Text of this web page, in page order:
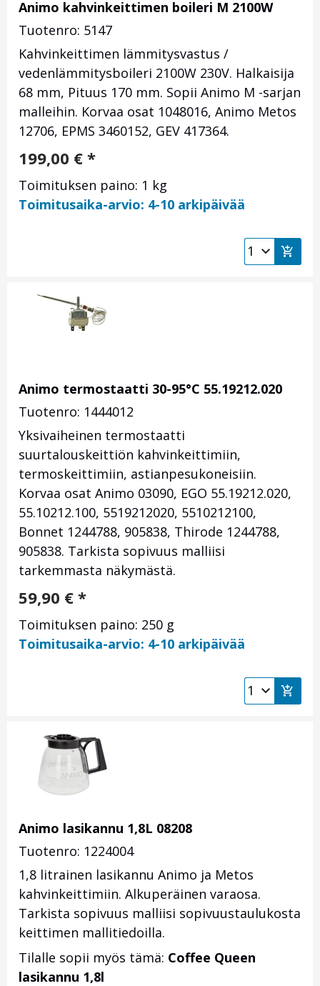
Animo kahvinkeittimen boileri M 2100W
Tuotenro: 5147
Kahvinkeittimen lämmitysvastus /
vedenlämmitysboileri 2100W 230V. Halkaisija
68 mm, Pituus 170 mm. Sopii Animo M -sarjan
malleihin. Korvaa osat 1048016, Animo Metos
12706, EPMS 3460152, GEV 417364.
199,00 € *
Toimituksen paino: 1 kg
Toimitusaika-arvio: 4-10 arkipäivää
Animo termostaatti 30-95°C 55.19212.020
Tuotenro: 1444012
Yksivaiheinen termostaatti
suurtalouskeittiön kahvinkeittimiin,
termoskeittimiin, astianpesukoneisiin.
Korvaa osat Animo 03090, EGO 55.19212.020,
55.10212.100, 5519212020, 5510212100,
Bonnet 1244788, 905838, Thirode 1244788,
905838. Tarkista sopivuus malliisi
tarkemmasta näkymästä.
59,90 € *
Toimituksen paino: 250 g
Toimitusaika-arvio: 4-10 arkipäivää
Animo lasikannu 1,8L 08208
Tuotenro: 1224004
1,8 litrainen lasikannu Animo ja Metos
kahvinkeittimiin. Alkuperäinen varaosa.
Tarkista sopivuus malliisi sopivuustaulukosta
keittimen mallitiedoilla.
Tilalle sopii myös tämä: Coffee Queen
lasikannu 1,8l